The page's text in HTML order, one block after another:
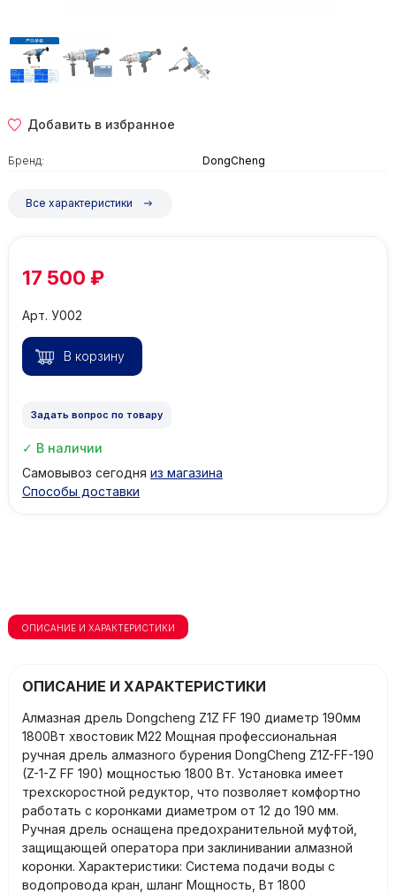
Добавить в избранное
Бренд: DongCheng
Все характеристики
17 500 ₽
Арт. У002
Задать вопрос по товару
В наличии
Самовывоз сегодня из магазина
Способы доставки
ОПИСАНИЕ И ХАРАКТЕРИСТИКИ
ОПИСАНИЕ И ХАРАКТЕРИСТИКИ
Алмазная дрель Dongcheng Z1Z FF 190 диаметр 190мм
1800Вт хвостовик М22 Мощная профессиональная
ручная дрель алмазного бурения DongCheng Z1Z-FF-190
(Z-1-Z FF 190) мощностью 1800 Вт. Установка имеет
трехскоростной редуктор, что позволяет комфортно
работать с коронками диаметром от 12 до 190 мм.
Ручная дрель оснащена предохранительной муфтой,
защищающей оператора при заклинивании алмазной
коронки. Характеристики: Система подачи воды с
водопровода кран, шланг Мощность, Вт 1800